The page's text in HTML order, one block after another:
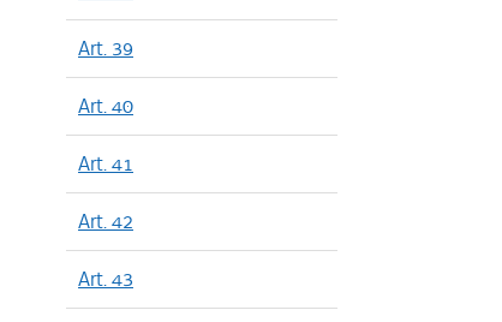
Art. 39
Art. 40
Art. 41
Art. 42
Art. 43